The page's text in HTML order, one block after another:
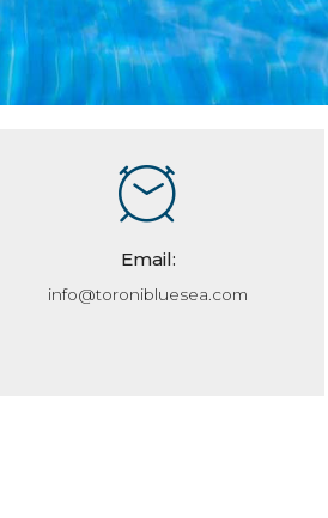
Email:
info@toronibluesea.com